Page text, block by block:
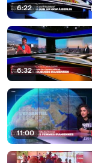
6:22
6:32
11:00